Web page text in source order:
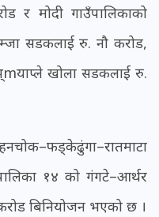
र मोदी गाउँपालिकाको
सडकलाई रु. नौ करोड,
खोला सडकलाई रु.
१४ को गंगटे–आर्थर
बिनियोजन भएको छ ।